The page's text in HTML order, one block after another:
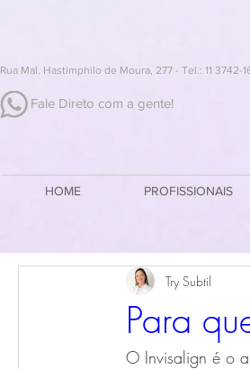
Rua Mal. Hastimphilo de Moura, 277 - Tel.: 11 3742-
Fale Direto com a gente!
HOME PROFISSIONAIS
Para
Try Subtil
O Invisalign é o